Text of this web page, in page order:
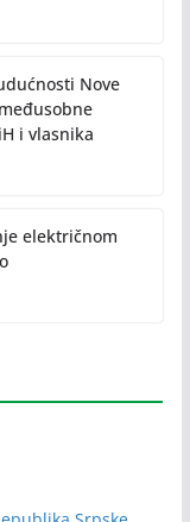
Nove
i vlasnika
električnom